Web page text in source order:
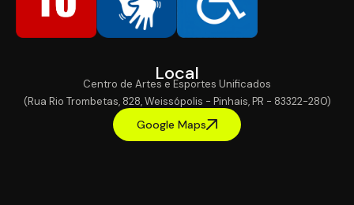
Local
Centro de Artes e Esportes Unificados
(Rua Rio Trombetas, 828, Weissópolis - Pinhais, PR - 83322-280)
Google Maps